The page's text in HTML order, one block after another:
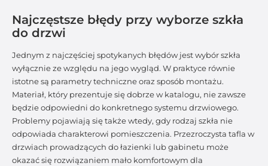
Najczęstsze błędy przy wyborze szkła
do drzwi
Jednym z najczęściej spotykanych błędów jest wybór szkła
wyłącznie ze względu na jego wygląd. W praktyce równie
istotne są parametry techniczne oraz sposób montażu.
Materiał, który prezentuje się dobrze w katalogu, nie zawsze
będzie odpowiedni do konkretnego systemu drzwiowego.
Problemy pojawiają się także wtedy, gdy rodzaj szkła nie
odpowiada charakterowi pomieszczenia. Przezroczysta tafla w
drzwiach prowadzących do łazienki lub gabinetu może
okazać się rozwiązaniem mało komfortowym dla